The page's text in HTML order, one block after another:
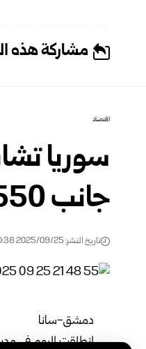
مشاركة هذه
اقتصاد
سوريا
جانب 550 شركة من 25 دولة
تاريخ النشر: 2025/09/25 10:38 مساءً
دمشق-سانا